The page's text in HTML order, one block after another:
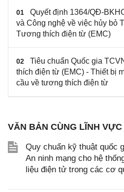
01
Quyết định 1364/QĐ-
và Công nghệ về việc hủy bỏ
Tương thích điện từ (EMC)
02
Tiêu chuẩn Quốc gia
thích điện từ (EMC) - Thiết bị
cầu về tương thích điện từ
VĂN BẢN CÙNG LĨNH VỰC
Quy chuẩn kỹ thuật quốc
An ninh mạng cho hệ
liệu điện tử trong các cơ